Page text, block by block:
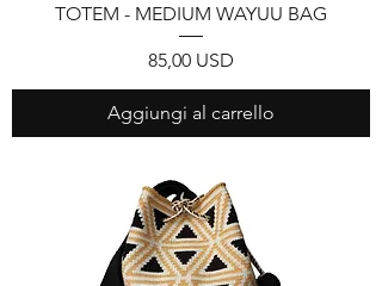
TOTEM - MEDIUM WAYUU BAG
Prezzo
85,00 USD
Aggiungi al carrello